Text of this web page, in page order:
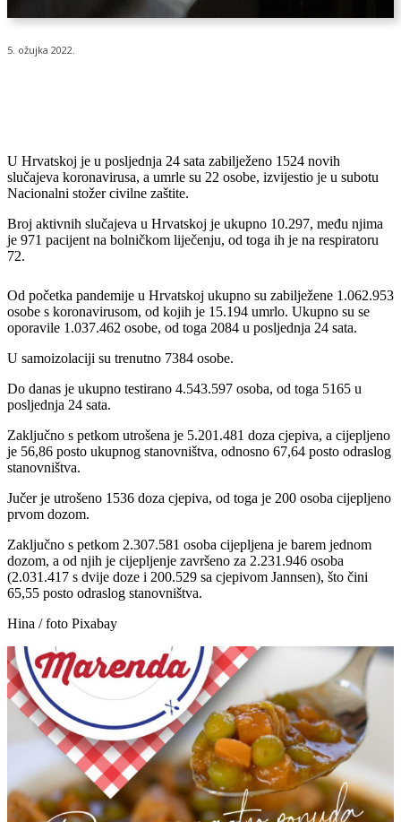
5. ožujka 2022.
U Hrvatskoj je u posljednja 24 sata zabilježeno 1524 novih
slučajeva koronavirusa, a umrle su 22 osobe, izvijestio je u subotu
Nacionalni stožer civilne zaštite.
Broj aktivnih slučajeva u Hrvatskoj je ukupno 10.297, među njima
je 971 pacijent na bolničkom liječenju, od toga ih je na respiratoru
72.
Od početka pandemije u Hrvatskoj ukupno su zabilježene 1.062.953
osobe s koronavirusom, od kojih je 15.194 umrlo. Ukupno su se
oporavile 1.037.462 osobe, od toga 2084 u posljednja 24 sata.
U samoizolaciji su trenutno 7384 osobe.
Do danas je ukupno testirano 4.543.597 osoba, od toga 5165 u
posljednja 24 sata.
Zaključno s petkom utrošena je 5.201.481 doza cjepiva, a cijepljeno
je 56,86 posto ukupnog stanovništva, odnosno 67,64 posto odraslog
stanovništva.
Jučer je utrošeno 1536 doza cjepiva, od toga je 200 osoba cijepljeno
prvom dozom.
Zaključno s petkom 2.307.581 osoba cijepljena je barem jednom
dozom, a od njih je cijepljenje završeno za 2.231.946 osoba
(2.031.417 s dvije doze i 200.529 sa cjepivom Jannsen), što čini
65,55 posto odraslog stanovništva.
Hina / foto Pixabay